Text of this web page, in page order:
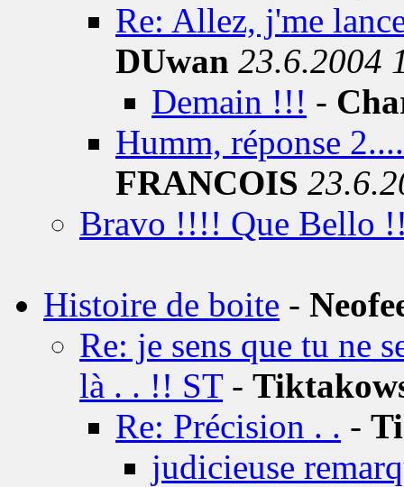
Re: Allez, j'me
DUwan 23.6.2004
Demain !!! -
Humm, réponse
FRANCOIS
Bravo !!!! Que Bello
Histoire de boite -
Re: je sens que tu ne
là . . !! ST-
Re: Précision . . -
judicieuse